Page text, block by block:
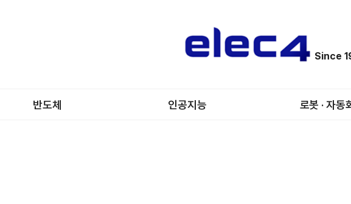
Since
반도체 인공지능 로봇 · 자동